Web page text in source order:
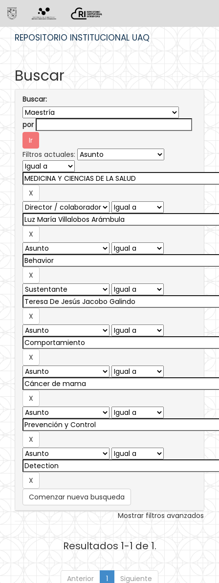
REPOSITORIO INSTITUCIONAL UAQ
Buscar
Buscar:
por
Filtros actuales:
Comenzar nueva busqueda
Mostrar filtros avanzados
Resultados 1-1 de 1.
Anterior 1 Siguiente